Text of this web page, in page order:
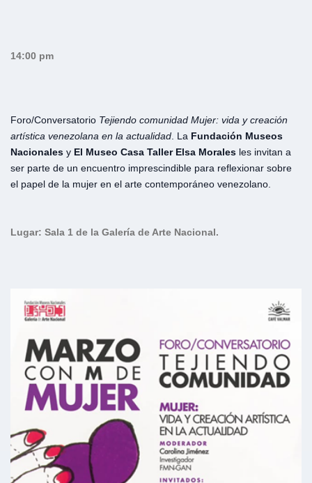
14:00 pm
Foro/Conversatorio Tejiendo comunidad Mujer: vida y creación
artística venezolana en la actualidad . La Fundación Museos
Nacionales y El Museo Casa Taller Elsa Morales les invitan a
ser parte de un encuentro imprescindible para reflexionar sobre
el papel de la mujer en el arte contemporáneo venezolano.
Lugar: Sala 1 de la Galería de Arte Nacional.